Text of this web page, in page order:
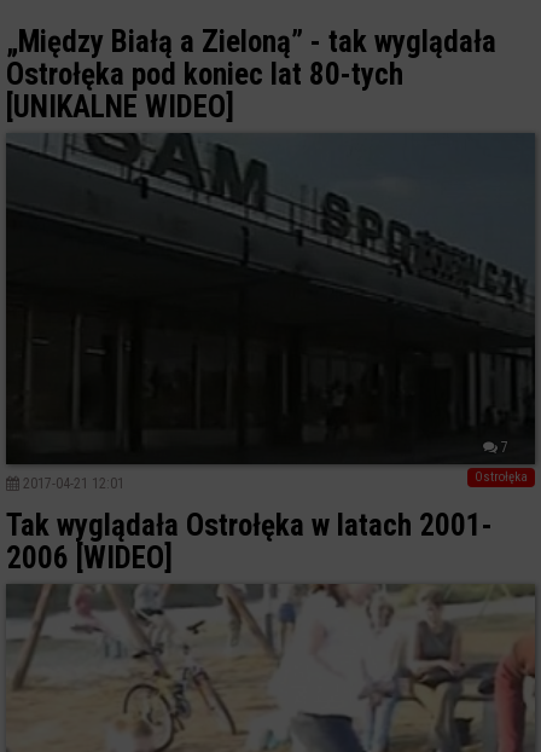
„Między Białą a Zieloną” - tak wyglądała
Ostrołęka pod koniec lat 80-tych
[UNIKALNE WIDEO]
7
Ostrołęka
2017-04-21 12:01
Tak wyglądała Ostrołęka w latach 2001-
2006 [WIDEO]